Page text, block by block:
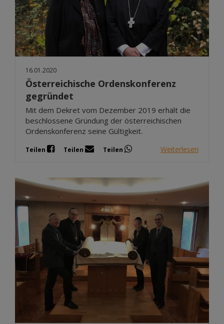
16.01.2020
Österreichische Ordenskonferenz
gegründet
Mit dem Dekret vom Dezember 2019 erhält die
beschlossene Gründung der österreichischen
Ordenskonferenz seine Gültigkeit.
Teilen Teilen Teilen Weiterlesen